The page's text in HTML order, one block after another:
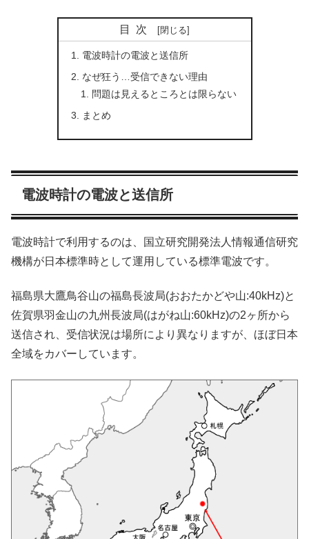
目次
電波時計の電波と送信所
なぜ狂う…受信できない理由
問題は見えるところとは限らない
まとめ
電波時計の電波と送信所
電波時計で利用するのは、国立研究開発法人情報通信研究
機構が日本標準時として運用している標準電波です。
福島県大鷹鳥谷山の福島長波局(おおたかどや山:40kHz)と
佐賀県羽金山の九州長波局(はがね山:60kHz)の2ヶ所から
送信され、受信状況は場所により異なりますが、ほぼ日本
全域をカバーしています。